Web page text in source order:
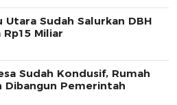
Utara Sudah Salurkan DBH
Miliar
Sudah Kondusif, Rumah
Dibangun Pemerintah